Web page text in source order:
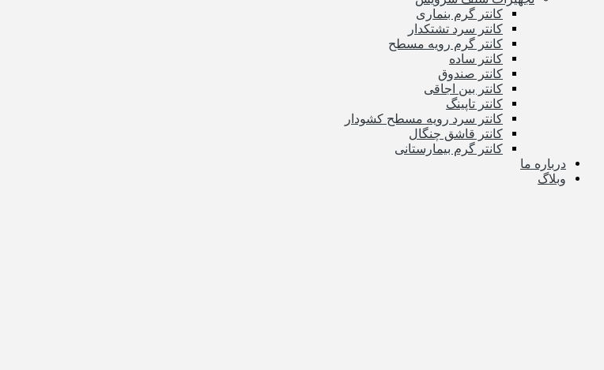
کانتر گرم بنماری
کانتر سرد تشتکدار
کانتر گرم رویه مسطح
کانتر ساده
کانتر صندوق
کانتر بین اجاقی
کانتر تاپینگ
کانتر سرد رویه مسطح کشودار
کانتر قاشق چنگال
کانتر گرم بیمارستانی
درباره ما
وبلاگ